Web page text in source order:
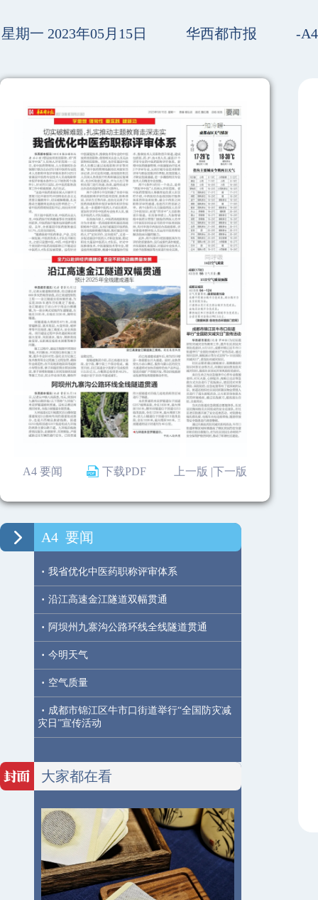
星期一 2023年05月15日 华西都市报 -
A4 要闻 下载PDF 下一版
上一版 |
A4 要闻
· 我省优化中医药职称评审体系
· 沿江高速金江隧道双幅贯通
· 阿坝州九寨沟公路环线全线隧道贯通
· 今明天气
· 空气质量
· 成都市锦江区牛市口街道举行“全国防灾减
灾日”宣传活动
大家都在看